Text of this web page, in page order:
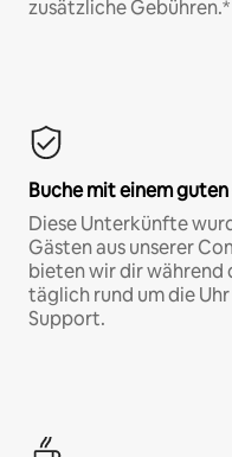
zusätzliche Gebühren.*
Buche mit einem
Diese Unterkünfte
Gästen aus unserer
bieten wir dir während
täglich rund um die
Support.